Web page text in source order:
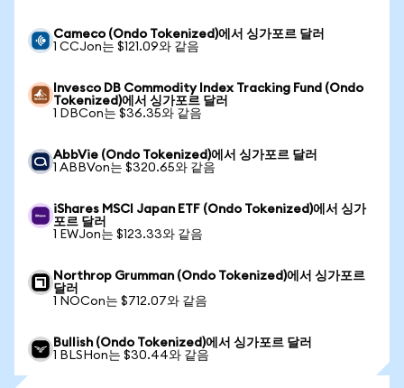
Cameco (Ondo Tokenized)에서 싱가포르 달러
1 CCJon는 $121.09와 같음
Invesco DB Commodity Index Tracking Fund (Ondo
Tokenized)에서 싱가포르 달러
1 DBCon는 $36.35와 같음
AbbVie (Ondo Tokenized)에서 싱가포르 달러
1 ABBVon는 $320.65와 같음
iShares MSCI Japan ETF (Ondo Tokenized)에서 싱가
포르 달러
1 EWJon는 $123.33와 같음
Northrop Grumman (Ondo Tokenized)에서 싱가포르
달러
1 NOCon는 $712.07와 같음
Bullish (Ondo Tokenized)에서 싱가포르 달러
1 BLSHon는 $30.44와 같음